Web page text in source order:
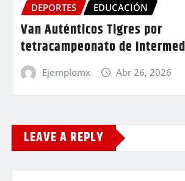
DEPORTES EDUCACIÓN
Van Auténticos Tigres por
tetracampeonato de
Ejemplomx Abr 26, 2026
LEAVE A REPLY